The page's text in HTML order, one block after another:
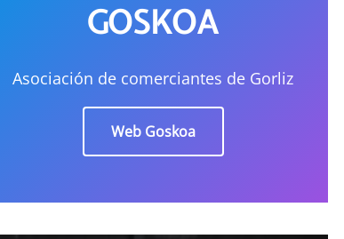
GOSKOA
Asociación de comerciantes de Gorliz
Web Goskoa